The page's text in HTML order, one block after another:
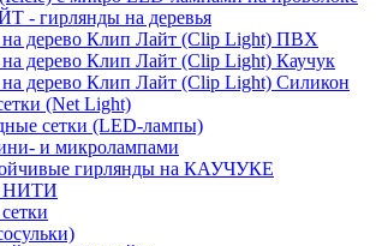
- гирлянды на деревья
дерево Клип Лайт (Clip Light) ПВХ
дерево Клип Лайт (Clip Light) Каучук
дерево Клип Лайт (Clip Light) Силикон
(Net Light)
сетки (LED-лампы)
и микролампами
гирлянды на КАУЧУКЕ
НИТИ